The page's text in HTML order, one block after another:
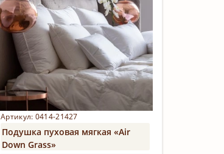
Артикул: 0414-21427
Подушка пуховая мягкая «Air
Down Grass»